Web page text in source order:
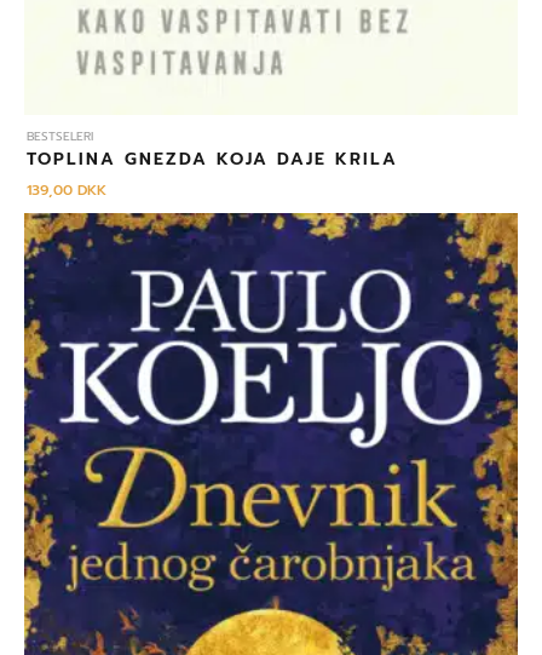
BESTSELERI
TOPLINA GNEZDA KOJA DAJE KRILA
139,00DKK